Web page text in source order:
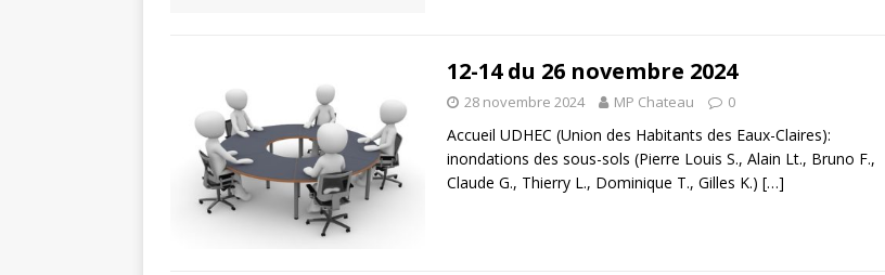
12-14 du 26 novembre 2024
28 novembre 2024 MP Chateau 0
Accueil UDHEC (Union des Habitants des Eaux-Claires):
inondations des sous-sols (Pierre Louis S., Alain Lt., Bruno F.,
Claude G., Thierry L., Dominique T., Gilles K.) […]